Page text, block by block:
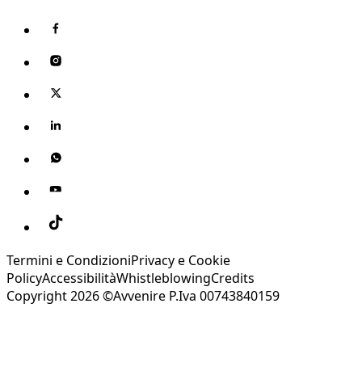
Termini e CondizioniPrivacy e Cookie
PolicyAccessibilitàWhistleblowingCredits
Copyright 2026 ©Avvenire P.Iva 00743840159